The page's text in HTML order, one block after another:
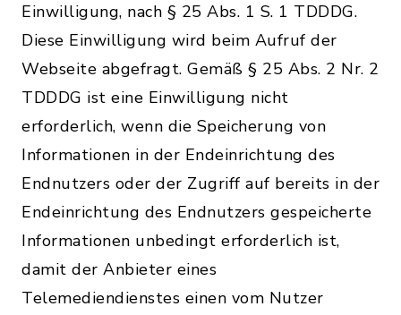
Einwilligung, nach § 25 Abs. 1 S. 1 TDDDG.
Diese Einwilligung wird beim Aufruf der
Webseite abgefragt. Gemäß § 25 Abs. 2 Nr. 2
TDDDG ist eine Einwilligung nicht
erforderlich, wenn die Speicherung von
Informationen in der Endeinrichtung des
Endnutzers oder der Zugriff auf bereits in der
Endeinrichtung des Endnutzers gespeicherte
Informationen unbedingt erforderlich ist,
damit der Anbieter eines
Telemediendienstes einen vom Nutzer